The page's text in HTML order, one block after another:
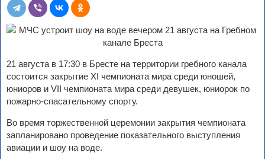
21 августа в 17:30 в Бресте на территории гребного канала
состоится закрытие XI чемпионата мира среди юношей,
юниоров и VII чемпионата мира среди девушек, юниорок по
пожарно-спасательному спорту.
Во время торжественной церемонии закрытия чемпионата
запланировано проведение показательного выступления
авиации и шоу на воде.